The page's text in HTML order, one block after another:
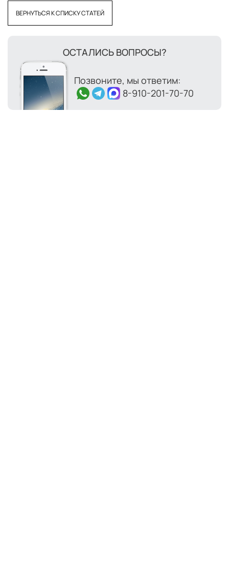
ВЕРНУТЬСЯ К СПИСКУ СТАТЕЙ
ОСТАЛИСЬ ВОПРОСЫ?
Позвоните, мы ответим:
8-910-201-70-70